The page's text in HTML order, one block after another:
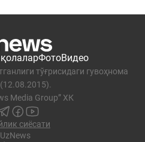
ФотоВидео
тўғрисидаги гувоҳнома
Media Group” ХК
сиёсати